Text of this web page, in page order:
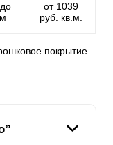
от 1039
руб. кв.м.
покрытие